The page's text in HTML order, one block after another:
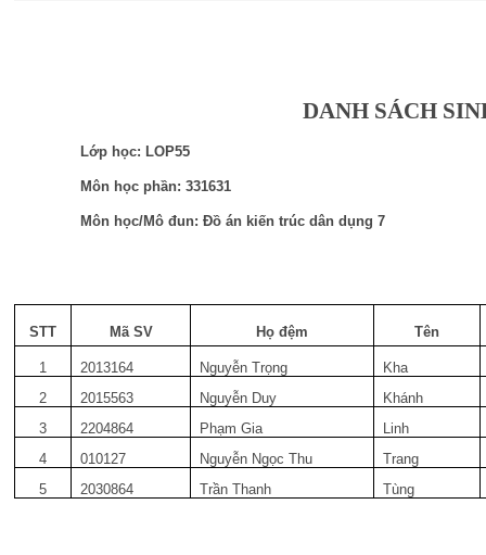
DANH SÁCH
Lớp học: LOP55
Môn học phần: 331631
Môn học/Mô đun: Đồ án kiến trúc dân dụng 7
STT Mã SV Họ đệm Tên
1 2013164 Nguyễn Trọng
Kha
2
2015563 Nguyễn Duy
Khánh
3
2204864 Phạm Gia
Linh
4
010127 Nguyễn Ngọc Thu
Trang
5
2030864 Trần Thanh Tùng